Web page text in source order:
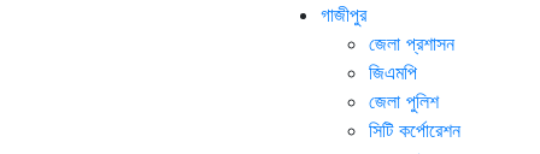
গাজীপুর
জেলা প্রশাসন
জিএমপি
জেলা পুলিশ
সিটি কর্পোরেশন